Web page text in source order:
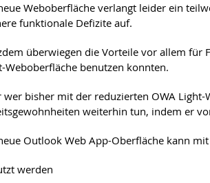
Weboberfläche verlangt leider ein
funktionale Defizite auf.
überwiegen die Vorteile vor allem für
Weboberfläche benutzen konnten.
wer bisher mit der reduzierten OWA
weiterhin tun, indem er
Outlook Web App-Oberfläche kann
werden